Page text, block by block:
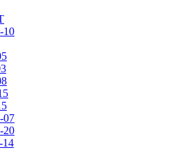
10
07
20
14